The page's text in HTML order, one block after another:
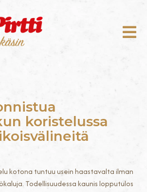
koristelussa
kotona tuntuu usein haastavalta ilman
Todellisuudessa kaunis lopputulos